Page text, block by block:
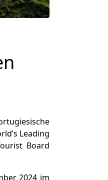
Leading
Board
2024 im